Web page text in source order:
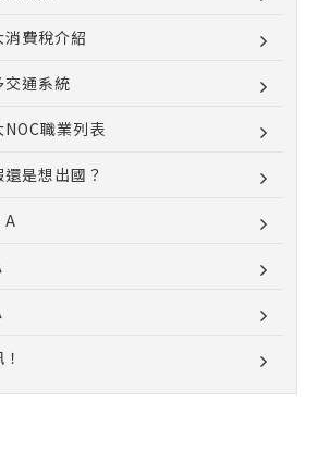
消費稅介紹
交通系統
NOC職業列表
是想出國？
A